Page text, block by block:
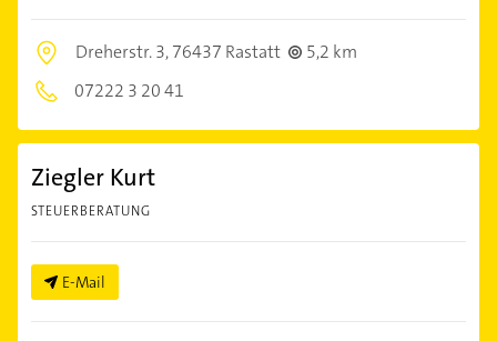
Dreherstr. 3,76437 Rastatt
5,2 km
07222 3 20 41
Ziegler Kurt
STEUERBERATUNG
E-Mail